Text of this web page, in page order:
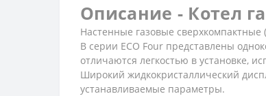
Описание - Котел
Настенные газовые сверхкомпактные
В серии ECO Four представлены
отличаются легкостью в установке,
Широкий жидкокристаллический
устанавливаемые параметры.